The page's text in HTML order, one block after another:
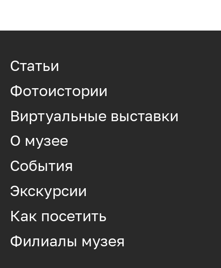
Статьи
Фотоистории
Виртуальные выставки
О музее
События
Экскурсии
Как посетить
Филиалы музея